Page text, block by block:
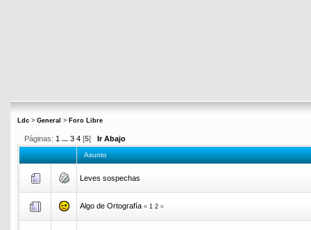
Ldc > General > Foro Libre
Páginas: 1 ... 3 4 [5] Ir Abajo
Asunto
Leves sospechas
Algo de Ortografía « 1 2 »